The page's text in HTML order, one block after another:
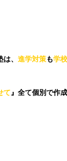
、 進学対策も学
て』全て個別で作